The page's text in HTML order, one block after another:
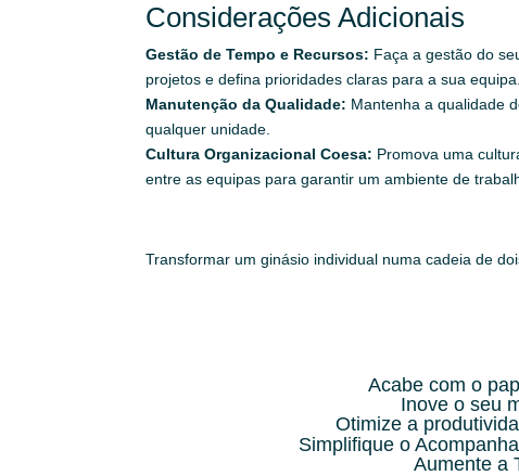
Considerações Adicionais
Gestão de Tempo e Recursos: Faça a gestão do
projetos e defina prioridades claras para a sua equipa.
Manutenção da Qualidade: Mantenha a qualidade
qualquer unidade.
Cultura Organizacional Coesa: Promova uma
entre as equipas para garantir um ambiente de
Transformar um ginásio individual numa cadeia de
Acabe com o
Inove o seu
Otimize a
Simplifique o
Aumente a